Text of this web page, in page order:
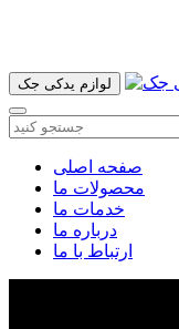
لوازم یدکی جک
صفحه اصلی
محصولات ما
خدمات ما
درباره ما
ارتباط با ما